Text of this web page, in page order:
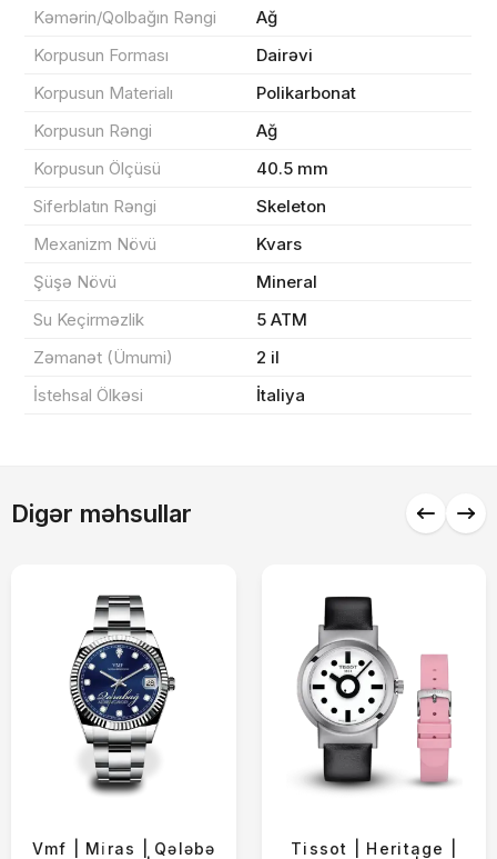
Kəmərin/Qolbağın Rəngi
Ağ
Korpusun Forması
Dairəvi
Korpusun Materialı
Polikarbonat
Korpusun Rəngi
Ağ
Korpusun Ölçüsü
40.5 mm
Siferblatın Rəngi
Skeleton
Mexanizm Növü
Kvars
Şüşə Növü
Mineral
Su Keçirməzlik
5 ATM
Zəmanət (Ümumi)
2 il
İstehsal Ölkəsi
İtaliya
Digər məhsullar
Vmf | Mi̇ras | Qələbə
Tissot | Heritage |
Endirim
Çatdırılma
Yekun məbləğ
Sifarişi rəsmiləşdir
Alış-verişə davam et
OK